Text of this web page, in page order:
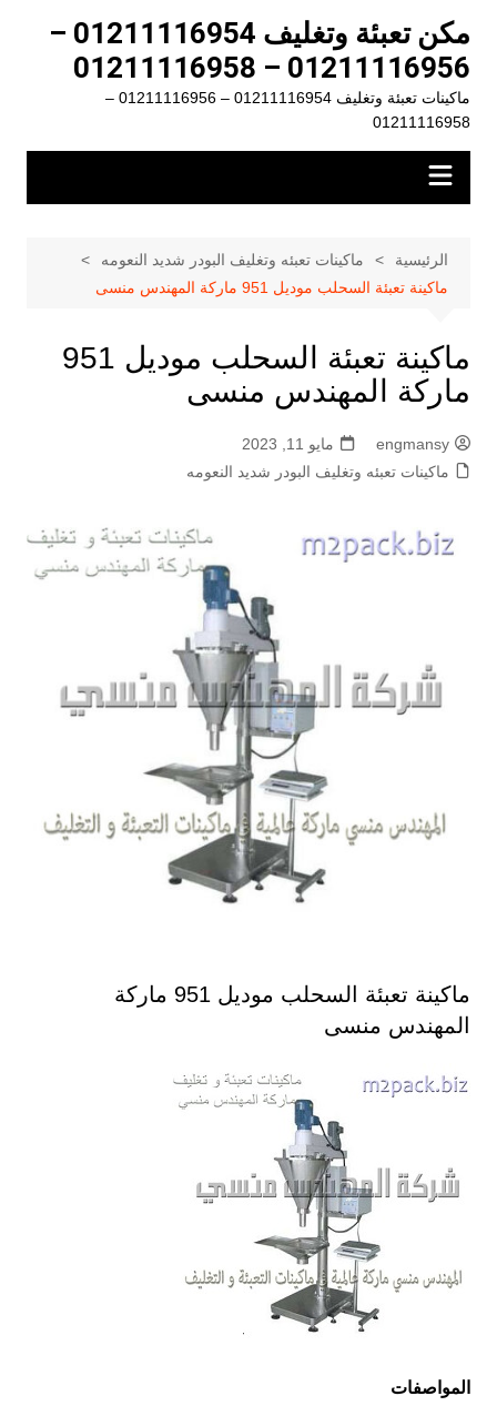
المحتوى
مكن تعبئة وتغليف 01211116954 –
01211116956 – 01211116958
ماكينات تعبئة وتغليف 01211116954 – 01211116956 –
01211116958
الرئيسية
ماكينات تعبئه وتغليف البودر شديد النعومه
ماكينة تعبئة السحلب موديل 951 ماركة المهندس منسى
ماكينة تعبئة السحلب موديل 951
ماركة المهندس منسى
engmansy
مايو 11, 2023
ماكينات تعبئه وتغليف البودر شديد النعومه
ماكينة تعبئة السحلب موديل 951 ماركة
المهندس منسى
المواصفات